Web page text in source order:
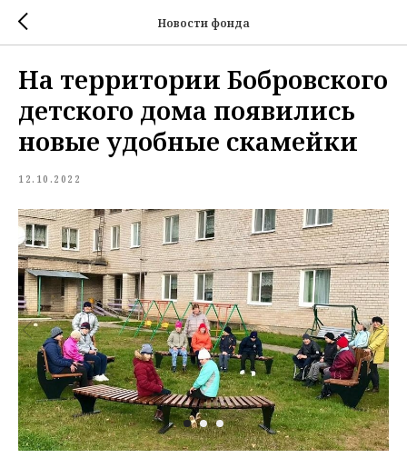
Новости фонда
На территории Бобровского
детского дома появились
новые удобные скамейки
12.10.2022